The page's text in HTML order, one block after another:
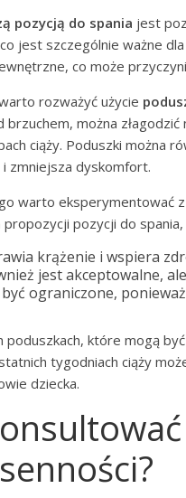
pozycją do spania jest
jest szczególnie ważne
co może
rozważyć użycie
można
ciąży. Poduszki można
zmniejsza dyskomfort.
warto eksperymentować
pozycji do
krążenie i wspiera
jest akceptowalne,
ograniczone,
które mogą
tygodniach ciąży
dziecka.